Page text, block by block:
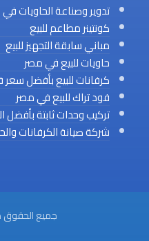
تدوير وصناعة الحاويات
كونتينر مطاعم للبيع
مباني سابقة التجهيز للبيع
حاويات للبيع في مصر
كرفانات للبيع بأفضل
فود تراك للبيع في مصر
تركيب وحدات ثابتة بأفضل
شركة صيانة الكرفانات
جميع الحقوق